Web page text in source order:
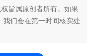
皆属原创者所有。如果
我们会在第一时间核实处